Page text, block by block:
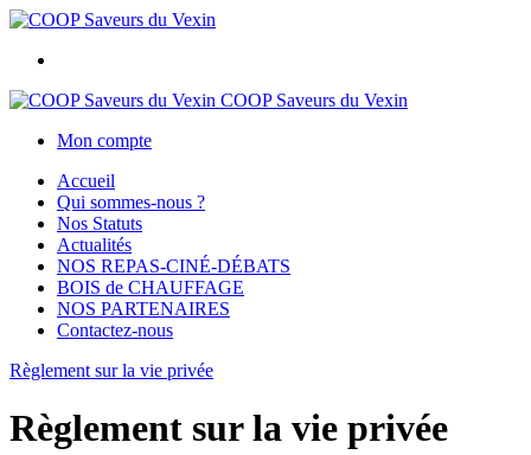
COOP Saveurs du Vexin
Mon compte
Accueil
Qui sommes-nous ?
Nos Statuts
Actualités
NOS REPAS-CINÉ-DÉBATS
BOIS de CHAUFFAGE
NOS PARTENAIRES
Contactez-nous
Règlement sur la vie privée
Règlement sur la vie privée